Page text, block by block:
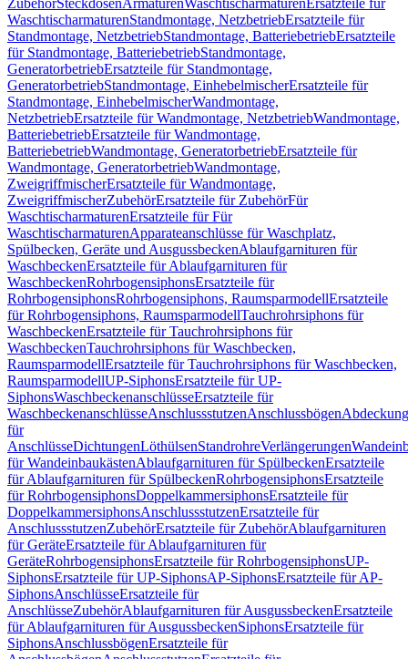
ZubehörSteckdosenArmaturenWaschtischarmaturen Ersatzteile für
WaschtischarmaturenStandmontage, NetzbetriebErsatzteile für
Standmontage, NetzbetriebStandmontage, BatteriebetriebErsatzteile
für Standmontage, BatteriebetriebStandmontage,
GeneratorbetriebErsatzteile für Standmontage,
GeneratorbetriebStandmontage, EinhebelmischerErsatzteile für
Standmontage, EinhebelmischerWandmontage,
NetzbetriebErsatzteile für Wandmontage, NetzbetriebWandmontage,
BatteriebetriebErsatzteile für Wandmontage,
BatteriebetriebWandmontage, GeneratorbetriebErsatzteile für
Wandmontage, GeneratorbetriebWandmontage,
ZweigriffmischerErsatzteile für Wandmontage,
ZweigriffmischerZubehörErsatzteile für ZubehörFür
WaschtischarmaturenErsatzteile für Für
WaschtischarmaturenApparateanschlüsse für Waschplatz,
Spülbecken, Geräte und AusgussbeckenAblaufgarnituren für
WaschbeckenErsatzteile für Ablaufgarnituren für
WaschbeckenRohrbogensiphonsErsatzteile für
RohrbogensiphonsRohrbogensiphons, RaumsparmodellErsatzteile
für Rohrbogensiphons, RaumsparmodellTauchrohrsiphons für
WaschbeckenErsatzteile für Tauchrohrsiphons für
WaschbeckenTauchrohrsiphons für Waschbecken,
RaumsparmodellErsatzteile für Tauchrohrsiphons für Waschbecken,
RaumsparmodellUP-SiphonsErsatzteile für UP-
SiphonsWaschbeckenanschlüsseErsatzteile für
WaschbeckenanschlüsseAnschlussstutzenAnschlussbögen
für
AnschlüsseDichtungenLöthülsenStandrohreVerlängerungen
für WandeinbaukästenAblaufgarnituren für SpülbeckenErsatzteile
für Ablaufgarnituren für SpülbeckenRohrbogensiphonsErsatzteile
für RohrbogensiphonsDoppelkammersiphonsErsatzteile für
DoppelkammersiphonsAnschlussstutzenErsatzteile für
AnschlussstutzenZubehörErsatzteile für ZubehörAblaufgarnituren
für GeräteErsatzteile für Ablaufgarnituren für
GeräteRohrbogensiphonsErsatzteile für RohrbogensiphonsUP-
SiphonsErsatzteile für UP-SiphonsAP-SiphonsErsatzteile für AP-
SiphonsAnschlüsseErsatzteile für
AnschlüsseZubehörAblaufgarnituren für AusgussbeckenErsatzteile
für Ablaufgarnituren für AusgussbeckenSiphonsErsatzteile für
SiphonsAnschlussbögenErsatzteile für